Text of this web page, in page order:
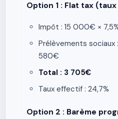
Option 1 : Flat tax
Impôt : 15 000€ ×
Prélèvements sociaux
580€
Total : 3 705€
Taux effectif : 24,7%
Option 2 : Barème